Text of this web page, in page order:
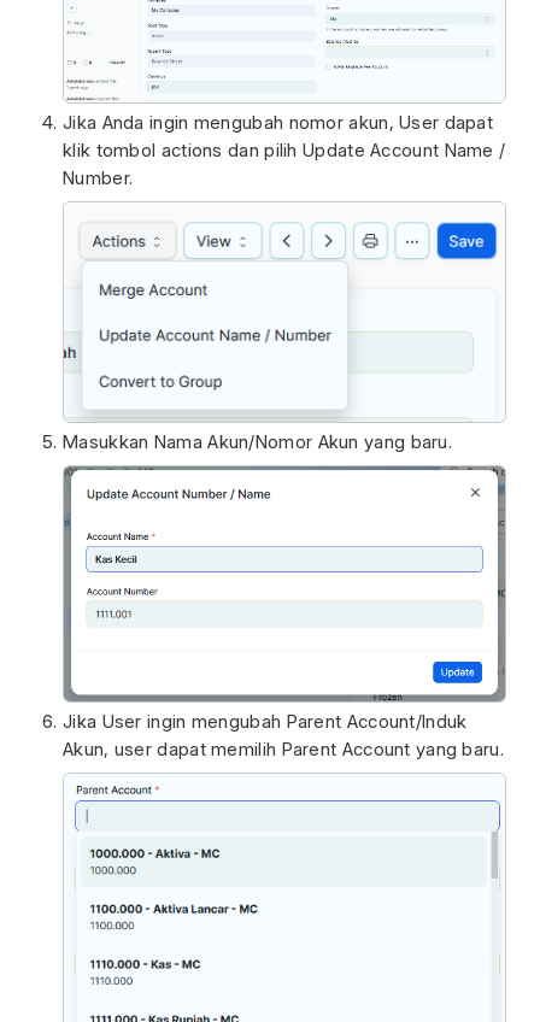
Jika Anda ingin mengubah nomor akun, User dapat
klik tombol actions dan pilih Update Account Name /
Number.
Masukkan Nama Akun/Nomor Akun yang baru.
Jika User ingin mengubah Parent Account/Induk
Akun, user dapat memilih Parent Account yang baru.